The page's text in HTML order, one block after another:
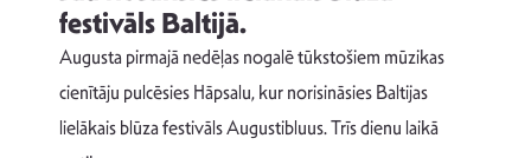
festivāls Baltijā.
Augusta pirmajā nedēļas nogalē tūkstošiem mūzikas
cienītāju pulcēsies Hāpsalu, kur norisināsies Baltijas
lielākais blūza festivāls Augustibluus. Trīs dienu laikā